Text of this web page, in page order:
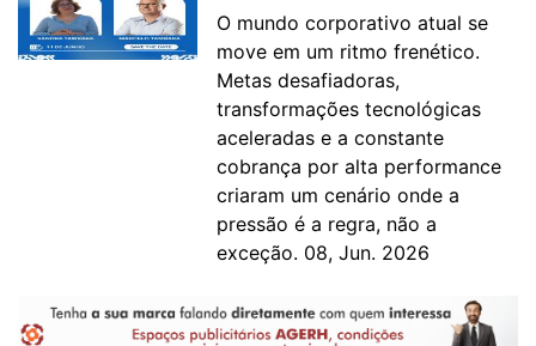
O mundo corporativo atual se
move em um ritmo frenético.
Metas desafiadoras,
transformações tecnológicas
aceleradas e a constante
cobrança por alta performance
criaram um cenário onde a
pressão é a regra, não a
exceção. 08, Jun. 2026